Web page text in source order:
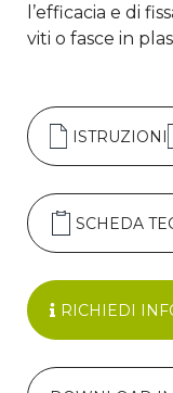
l’efficacia e di
viti o fasce in
ISTRUZIONI
SCHEDA
RICHIEDI